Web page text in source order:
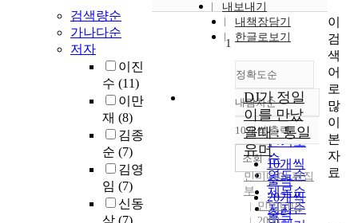
검색량순
가나다순
저자
이진
수 (11)
이만
재 (8)
김종
순 (7)
김영
임 (7)
신동
내보내기
내책장담기
한글로보기
정확도순
정확도
순
인기도
순
연도순
제목순
저자순
내림차순
내림차순
10개씩 출력
10개씩
출력
20개씩
출력
조회
1
DJ가 정일
이를 만났
을때 : 통일
유머
민미디어 편집
부
민미디어
이
검
색
어
로
많
이
본
자
료